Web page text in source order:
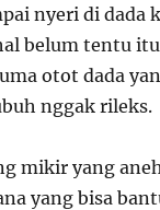
nyeri di dada
belum tentu
otot dada
nggak rileks.
mikir yang
yang bisa